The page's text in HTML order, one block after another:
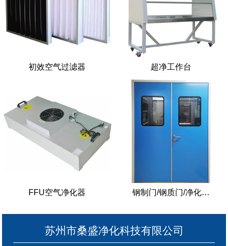
初效空气过滤器 超净工作台
FFU空气净化器 钢制门/钢质门/净化…
苏州市桑盛净化科技有限公司